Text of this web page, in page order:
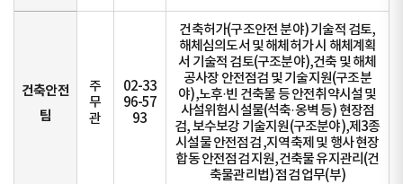
건축안전
팀
주
무
관
02-33
96-57
93
건축허가(구조안전 분야) 기술적 검토,
해체심의도서 및 해체허가 시 해체계획
서 기술적 검토(구조분야),건축 및 해체
공사장 안전점검 및 기술지원(구조분
야),노후·빈 건축물 등 안전취약시설 및
사설위험시설물(석축·옹벽 등) 현장점
검, 보수보강 기술지원(구조분야),제3종
시설물 안전점검 ,지역축제 및 행사 현장
합동 안전점검 지원,건축물 유지관리(건
축물관리법) 점검 업무(부)